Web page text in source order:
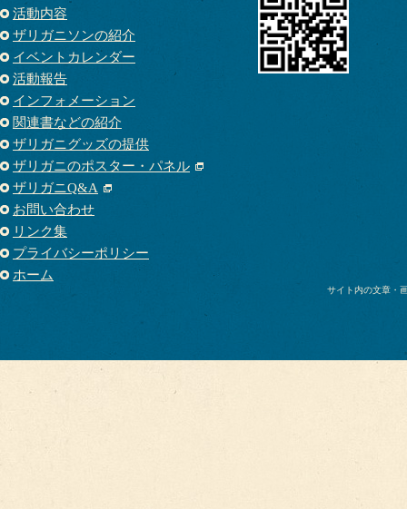
活動内容
ザリガニソンの紹介
イベントカレンダー
活動報告
インフォメーション
関連書などの紹介
ザリガニグッズの提供
ザリガニのポスター・パネル
ザリガニQ&A
お問い合わせ
リンク集
プライバシーポリシー
ホーム
サイト内の文章・